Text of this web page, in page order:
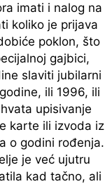
imati i nalog na
koliko je prijava
poklon, što
gajbici,
slaviti jubilarni
ili 1996, ili
upisivanje
karte ili izvoda iz
o godini rođenja.
je već ujutru
kad tačno, ali